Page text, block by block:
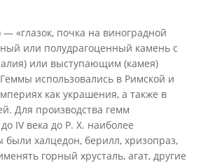
«глазок, почка на виноградной
или полудрагоценный камень с
или выступающим (камея)
использовались в Римской и
как украшения, а также в
Для производства гемм
IV века до P. X. наиболее
были халцедон, берилл, хризопраз,
горный хрусталь, агат, другие